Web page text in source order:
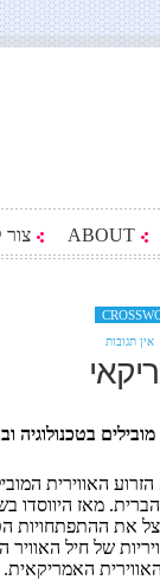
ABOUT
אין תגובות
בטכנולוגיה
האווירית
את ההתפתחויות
של חיל
האמריקאית.